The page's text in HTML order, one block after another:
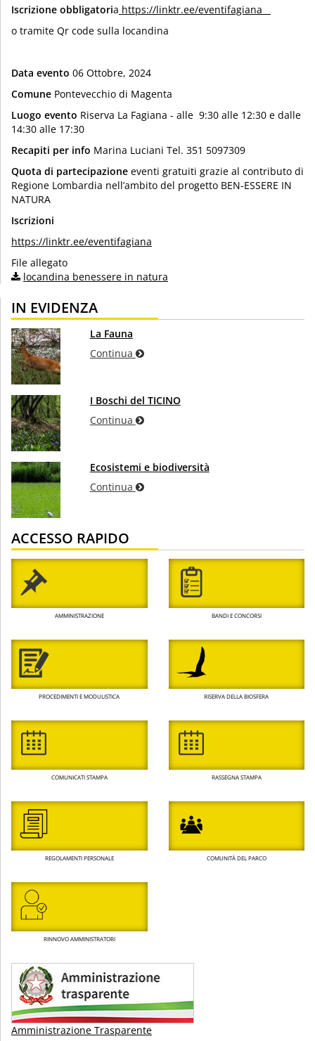
Iscrizione obbligatoria https://linktr.ee/eventifagiana
o tramite Qr code sulla locandina
Data evento 06 Ottobre, 2024
Comune Pontevecchio di Magenta
Luogo evento Riserva La Fagiana - alle 9:30 alle 12:30 e dalle
14:30 alle 17:30
Recapiti per info Marina Luciani Tel. 351 5097309
Quota di partecipazione eventi gratuiti grazie al contributo di
Regione Lombardia nell’ambito del progetto BEN-ESSERE IN
NATURA
Iscrizioni
https://linktr.ee/eventifagiana
File allegato
locandina benessere in natura
IN EVIDENZA
La Fauna
Continua
I Boschi del TICINO
Continua
Ecosistemi e biodiversità
Continua
ACCESSO RAPIDO
AMMINISTRAZIONE BANDI E CONCORSI
PROCEDIMENTI E MODULISTICA RISERVA DELLA BIOSFERA
COMUNICATI STAMPA RASSEGNA STAMPA
REGOLAMENTI PERSONALE COMUNITÀ DEL PARCO
RINNOVO AMMINISTRATORI
Amministrazione Trasparente